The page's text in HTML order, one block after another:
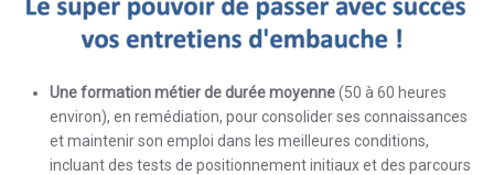
Uneformation métier de durée moyenne(50 à 60 heures
environ), en remédiation, pour consolider ses connaissances
et maintenir son emploi dans les meilleures conditions,
incluant des tests de positionnement initiaux et des parcours